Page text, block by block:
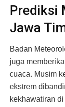
Prediksi
Jawa
Badan
juga
cuaca. Musim
ekstrem
kekhawatiran